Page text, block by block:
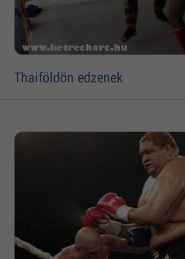
Thaiföldön edzenek